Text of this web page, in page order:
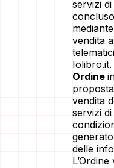
servizi
vendita
Iolibro.it.
Ordine
vendita
servizi
delle